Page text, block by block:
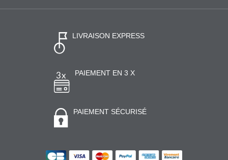
LIVRAISON EXPRESS
PAIEMENT EN 3 X
PAIEMENT SÉCURISÉ